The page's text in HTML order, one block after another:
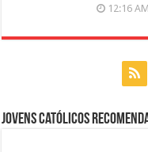
12:16 AM
Jovens Católicos